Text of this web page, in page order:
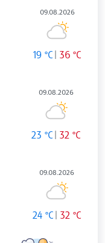
09.08.2026
19 °C 36 °C
09.08.2026
23 °C 32 °C
09.08.2026
24 °C 32 °C